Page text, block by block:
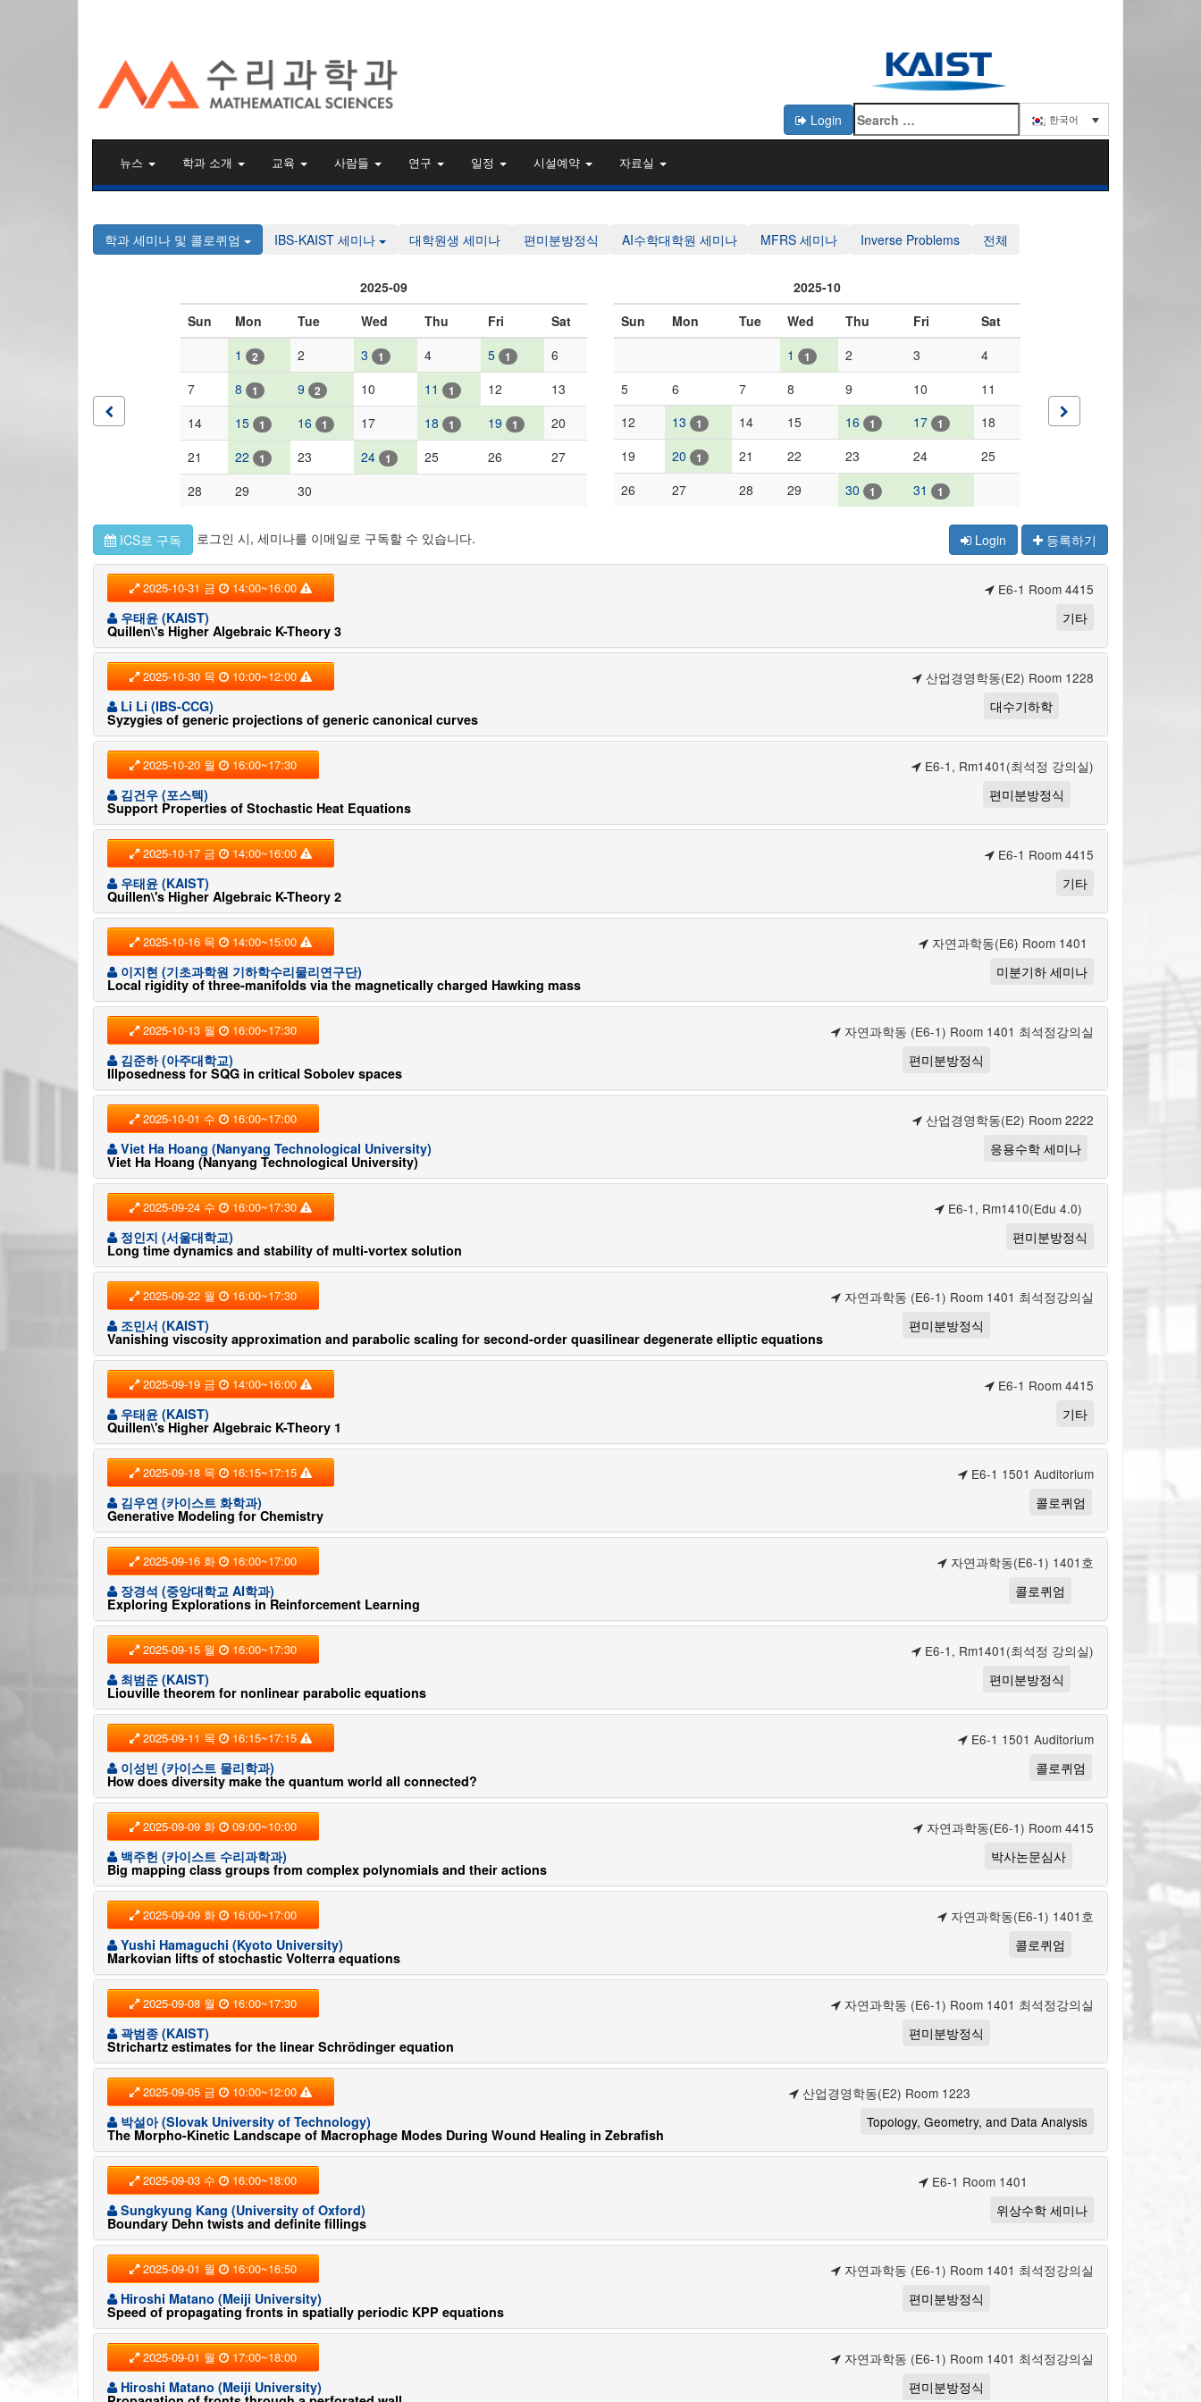
KAIST 수리과학과
Login 한국어
뉴스 학과 소개 교육 사람들 연구 일정 시설예약 자료실
학과 세미나 및 콜로퀴엄 IBS-KAIST 세미나 대학원생 세미나 편미분방정식 AI수학대학원 세미나 MFRS 세미나 Inverse Problems 전체
2025-09
Sun
Mon Tue Wed Thu Fri
Sat
1
2 2 3 1 4 5 1
6
7
8 1 9 2 10 11 1 12
13
14
15 1 16 1 17 18 1 19 1
20
21
22 1 23 24 1 25 26
27
28
29 30
2025-10
Sun
Mon Tue Wed Thu Fri
Sat
1
1 2 3
4
5
6 7 8 9 10
11
12
13 1 14 15 16 1 17 1
18
19
20 1 21 22 23 24
25
26
27 28 29 30 1 31 1
Login 등록하기
ICS로 구독 로그인 시, 세미나를 이메일로 구독할 수 있습니다.
2025-10-31 금 14:00~16:00
E6-1 Room 4415
기타
우태윤 (KAIST)
Quillen\'s Higher Algebraic K-Theory 3
2025-10-30 목 10:00~12:00
산업경영학동(E2) Room 1228
대수기하학
Li Li (IBS-CCG)
Syzygies of generic projections of generic canonical curves
2025-10-20 월 16:00~17:30
E6-1, Rm1401(최석정 강의실)
편미분방정식
김건우 (포스텍)
Support Properties of Stochastic Heat Equations
2025-10-17 금 14:00~16:00
E6-1 Room 4415
기타
우태윤 (KAIST)
Quillen\'s Higher Algebraic K-Theory 2
2025-10-16 목 14:00~15:00
자연과학동(E6) Room 1401
미분기하 세미나
이지현 (기초과학원 기하학수리물리연구단)
Local rigidity of three-manifolds via the magnetically charged Hawking mass
2025-10-13 월 16:00~17:30
자연과학동 (E6-1) Room 1401 최석정강의실
편미분방정식
김준하 (아주대학교)
Illposedness for SQG in critical Sobolev spaces
2025-10-01 수 16:00~17:00
산업경영학동(E2) Room 2222
응용수학 세미나
Viet Ha Hoang (Nanyang Technological University)
Viet Ha Hoang (Nanyang Technological University)
2025-09-24 수 16:00~17:30
E6-1, Rm1410(Edu 4.0)
편미분방정식
정인지 (서울대학교)
Long time dynamics and stability of multi-vortex solution
2025-09-22 월 16:00~17:30
자연과학동 (E6-1) Room 1401 최석정강의실
편미분방정식
조민서 (KAIST)
Vanishing viscosity approximation and parabolic scaling for second-order quasilinear degenerate elliptic equations
2025-09-19 금 14:00~16:00
E6-1 Room 4415
기타
우태윤 (KAIST)
Quillen\'s Higher Algebraic K-Theory 1
2025-09-18 목 16:15~17:15
E6-1 1501 Auditorium
콜로퀴엄
김우연 (카이스트 화학과)
Generative Modeling for Chemistry
2025-09-16 화 16:00~17:00
자연과학동(E6-1) 1401호
콜로퀴엄
장경석 (중앙대학교 AI학과)
Exploring Explorations in Reinforcement Learning
2025-09-15 월 16:00~17:30
E6-1, Rm1401(최석정 강의실)
편미분방정식
최범준 (KAIST)
Liouville theorem for nonlinear parabolic equations
2025-09-11 목 16:15~17:15
E6-1 1501 Auditorium
콜로퀴엄
이성빈 (카이스트 물리학과)
How does diversity make the quantum world all connected?
2025-09-09 화 09:00~10:00
자연과학동(E6-1) Room 4415
박사논문심사
백주헌 (카이스트 수리과학과)
Big mapping class groups from complex polynomials and their actions
2025-09-09 화 16:00~17:00
자연과학동(E6-1) 1401호
콜로퀴엄
Yushi Hamaguchi (Kyoto University)
Markovian lifts of stochastic Volterra equations
2025-09-08 월 16:00~17:30
자연과학동 (E6-1) Room 1401 최석정강의실
편미분방정식
곽범종 (KAIST)
Strichartz estimates for the linear Schrödinger equation
2025-09-05 금 10:00~12:00
산업경영학동(E2) Room 1223
Topology, Geometry, and Data Analysis
박설아 (Slovak University of Technology)
The Morpho-Kinetic Landscape of Macrophage Modes During Wound Healing in Zebrafish
2025-09-03 수 16:00~18:00
E6-1 Room 1401
위상수학 세미나
Sungkyung Kang (University of Oxford)
Boundary Dehn twists and definite fillings
2025-09-01 월 16:00~16:50
자연과학동 (E6-1) Room 1401 최석정강의실
편미분방정식
Hiroshi Matano (Meiji University)
Speed of propagating fronts in spatially periodic KPP equations
2025-09-01 월 17:00~18:00
자연과학동 (E6-1) Room 1401 최석정강의실
편미분방정식
Hiroshi Matano (Meiji University)